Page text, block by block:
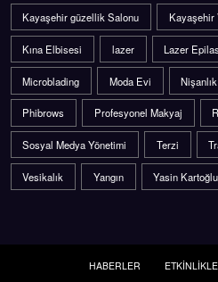
Kayaşehir güzellik Salonu Kayaşehir
Kına Elbisesi lazer Lazer
Microblading Moda Evi Nişanlık
Phibrows Profesyonel Makyaj
Sosyal Medya Yönetimi Terzi
Vesikalık Yangın Yasin Kartoğlu
HABERLER